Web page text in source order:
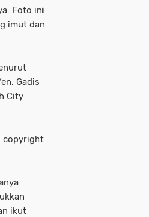
Foto ini
imut dan
Gadis
City
copyright
ikut